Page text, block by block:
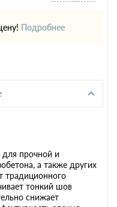
Подробнее
для прочной и
а также других
традиционного
тонкий шов
снижает